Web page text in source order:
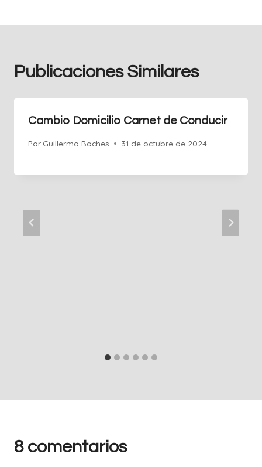
Publicaciones Similares
Cambio Domicilio Carnet de Conducir
Por Guillermo Baches 31 de octubre de 2024
8 comentarios